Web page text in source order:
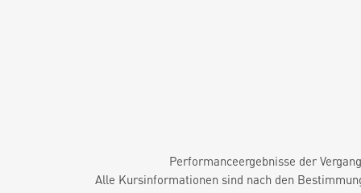
Performanceergebnisse der
Alle Kursinformationen sind nach den